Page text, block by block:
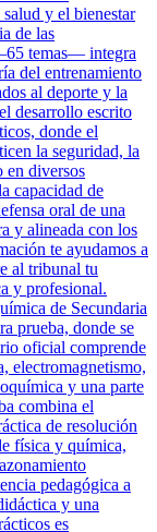
y el bienestar
de las
temas— integra
del entrenamiento
al deporte y la
desarrollo escrito
donde el
la seguridad, la
en diversos
capacidad de
oral de una
y alineada con los
te ayudamos a
al tribunal tu
y profesional.
de Secundaria
prueba, donde se
oficial comprende
electromagnetismo,
y una parte
combina el
de resolución
física y química,
pedagógica a
y una
es